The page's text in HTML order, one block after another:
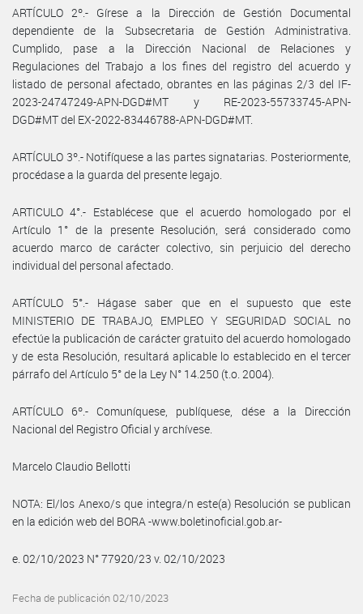
ARTÍCULO 2º.- Gírese a la Dirección de Gestión Documental
dependiente de la Subsecretaria de Gestión Administrativa.
Cumplido, pase a la Dirección Nacional de Relaciones y
Regulaciones del Trabajo a los fines del registro del acuerdo y
listado de personal afectado, obrantes en las páginas 2/3 del IF-
2023-24747249-APN-DGD#MT y RE-2023-55733745-APN-
DGD#MT del EX-2022-83446788-APN-DGD#MT.
ARTÍCULO 3º.- Notifíquese a las partes signatarias. Posteriormente,
procédase a la guarda del presente legajo.
ARTICULO 4°.- Establécese que el acuerdo homologado por el
Artículo 1° de la presente Resolución, será considerado como
acuerdo marco de carácter colectivo, sin perjuicio del derecho
individual del personal afectado.
ARTÍCULO 5°.- Hágase saber que en el supuesto que este
MINISTERIO DE TRABAJO, EMPLEO Y SEGURIDAD SOCIAL no
efectúe la publicación de carácter gratuito del acuerdo homologado
y de esta Resolución, resultará aplicable lo establecido en el tercer
párrafo del Artículo 5° de la Ley N° 14.250 (t.o. 2004).
ARTÍCULO 6º.- Comuníquese, publíquese, dése a la Dirección
Nacional del Registro Oficial y archívese.
Marcelo Claudio Bellotti
NOTA: El/los Anexo/s que integra/n este(a) Resolución se publican
en la edición web del BORA -www.boletinoficial.gob.ar-
e. 02/10/2023 N° 77920/23 v. 02/10/2023
Fecha de publicación 02/10/2023